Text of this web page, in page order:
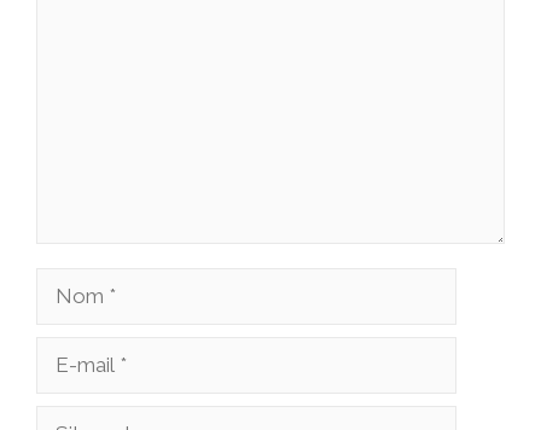
Nom
Site